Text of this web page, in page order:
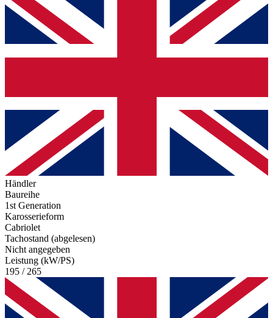
Händler
Baureihe
1st Generation
Karosserieform
Cabriolet
Tachostand (abgelesen)
Nicht angegeben
Leistung (kW/PS)
195 / 265